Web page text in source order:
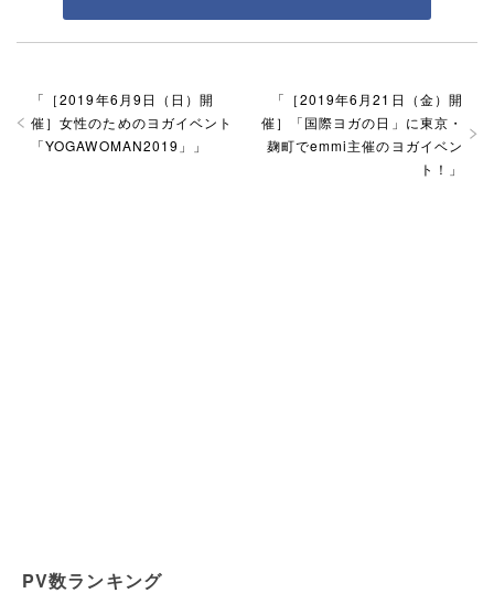
「 ［2019年6月21日（金）開
催］「国際ヨガの日」に東京・
麹町でemmi主催のヨガイベン
ト！ 」
「 ［2019年6月9日（日）開
催］女性のためのヨガイベント
「YOGAWOMAN2019」
」
PV数ランキング